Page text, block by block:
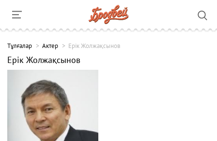
Тұлғалар Актер Ерік Жолжақсынов
Ерік Жолжақсынов